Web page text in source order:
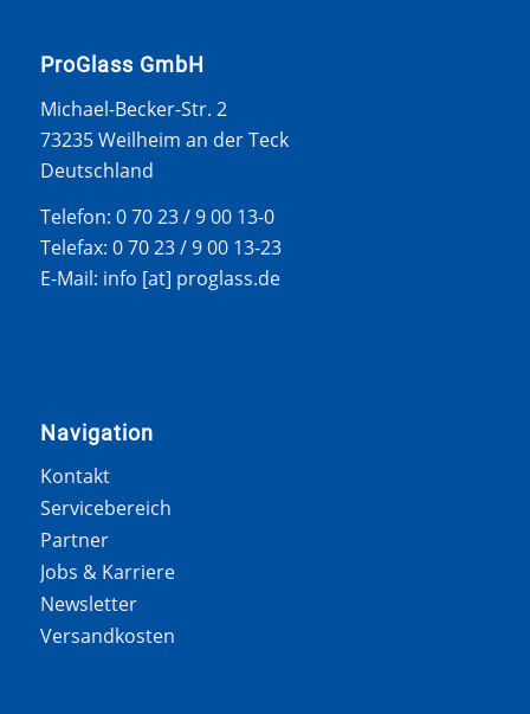
ProGlass GmbH
Michael-Becker-Str. 2
73235 Weilheim an der Teck
Deutschland
Telefon: 0 70 23 / 9 00 13-0
Telefax: 0 70 23 / 9 00 13-23
E-Mail: info [at] proglass.de
Navigation
Kontakt
Servicebereich
Partner
Jobs & Karriere
Newsletter
Versandkosten